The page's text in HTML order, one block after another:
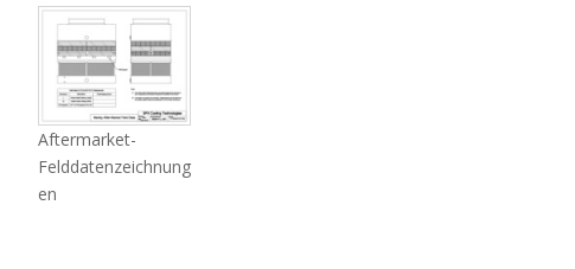
Aftermarket-
Felddatenzeichnung
en